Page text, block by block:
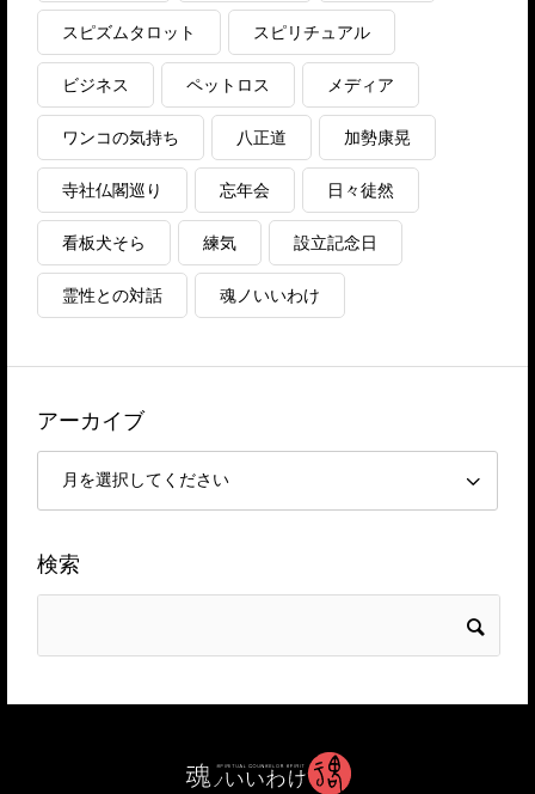
スピズムタロット スピリチュアル
ビジネス ペットロス メディア
ワンコの気持ち 八正道 加勢康晃
寺社仏閣巡り 忘年会 日々徒然
看板犬そら 練気 設立記念日
霊性との対話 魂ノいいわけ
アーカイブ
検索